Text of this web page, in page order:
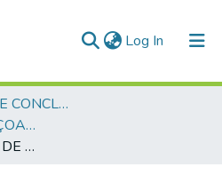
Log In (current)
TRABALHOS DE CONCLUSÃO DE CURSO - CAO (CURSO DE APERFEIÇOAMENTO DE OFICIAIS)
CURSO DE APERFEIÇOAMENTO DE OFICIAIS - CAO - 1988
FUNDO DE VÍNCULO DE SERVICO PARA O POLICIAL MILITAR